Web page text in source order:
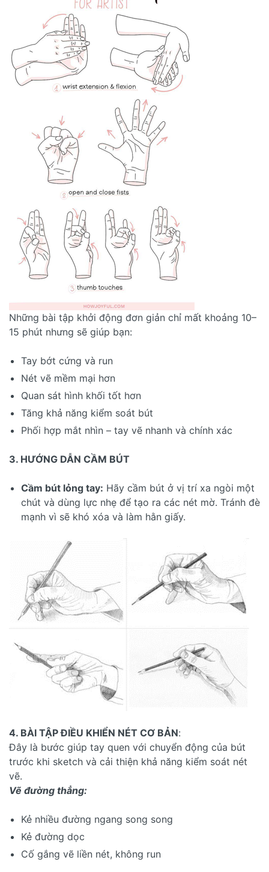
Những bài tập khởi động đơn giản chỉ mất khoảng 10–
15 phút nhưng sẽ giúp bạn:
Tay bớt cứng và run
Nét vẽ mềm mại hơn
Quan sát hình khối tốt hơn
Tăng khả năng kiểm soát bút
Phối hợp mắt nhìn – tay vẽ nhanh và chính xác
3. HƯỚNG DẪN CẦM BÚT
Cầm bút lỏng tay: Hãy cầm bút ở vị trí xa ngòi một
chút và dùng lực nhẹ để tạo ra các nét mờ. Tránh đè
mạnh vì sẽ khó xóa và làm hằn giấy.
4. BÀI TẬP ĐIỀU KHIỂN NÉT CƠ BẢN:
Đây là bước giúp tay quen với chuyển động của bút
trước khi sketch và cải thiện khả năng kiểm soát nét
vẽ.
Vẽ đường thẳng:
Kẻ nhiều đường ngang song song
Kẻ đường dọc
Cố gắng vẽ liền nét, không run